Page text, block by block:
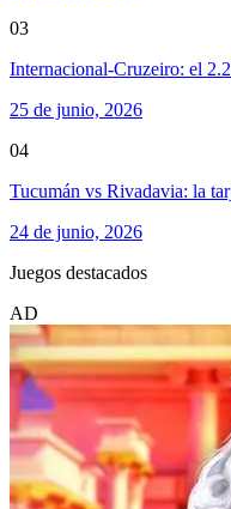
03
Internacional-Cruzeiro: el
25 de junio, 2026
04
Tucumán vs Rivadavia: la
24 de junio, 2026
Juegos destacados
AD